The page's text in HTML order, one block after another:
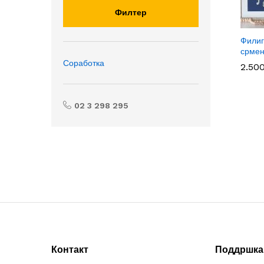
Филтер
Соработка
02 3 298 295
Контакт Поддршка